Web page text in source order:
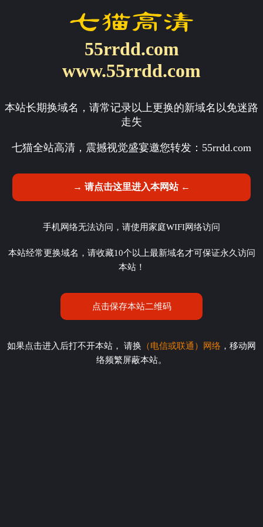
55rrdd.com
www.55rrdd.com
本站长期换域名，请常记录以上更换的新域名以免迷路
走失
七猫全站高清，震撼视觉盛宴邀您转发： 55rrdd.com
→ 请点击这里进入本网站 ←
手机网络无法访问，请使用家庭WIFI网络访问
本站经常更换域名，请收藏10个以上最新域名才可保证永久访问
本站！
点击保存本站二维码
如果点击进入后打不开本站， 请换 （电信或联通）网络 ，移动网
络频繁屏蔽本站。